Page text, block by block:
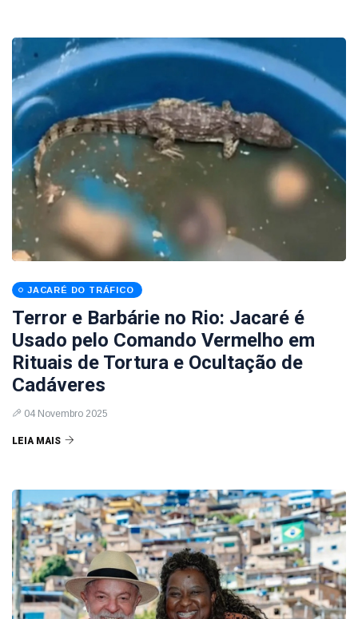
JACARÉ DO TRÁFICO
Terror e Barbárie no Rio: Jacaré é
Usado pelo Comando Vermelho em
Rituais de Tortura e Ocultação de
Cadáveres
04 Novembro 2025
LEIA MAIS